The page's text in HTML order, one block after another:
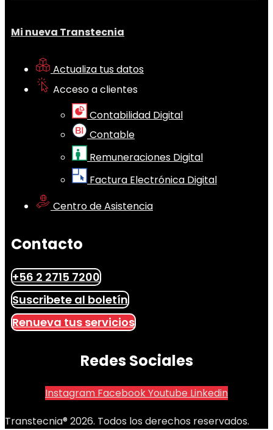
Mi nueva Transtecnia
Actualiza tus datos
Acceso a clientes
Contabilidad Digital
Contable
Remuneraciones Digital
Factura Electrónica Digital
Centro de Asistencia
Contacto
+56 2 2715 7200
Suscribete al boletín
Renueva tus servicios
Redes Sociales
Instagram FacebookYoutube Linkedin
Transtecnia® 2026. Todos los derechos reservados.